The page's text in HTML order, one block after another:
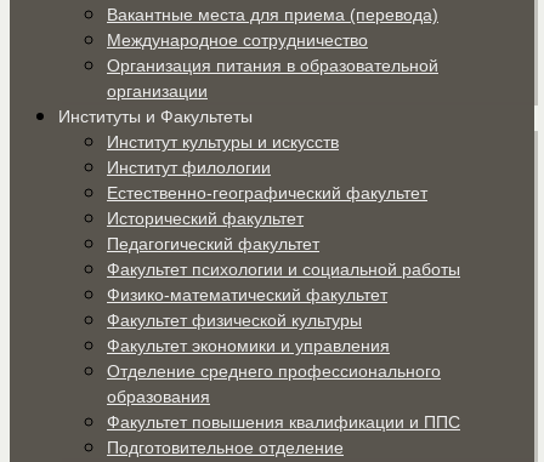
Вакантные места для приема (перевода)
Международное сотрудничество
Организация питания в образовательной
организации
Институты и Факультеты
Институт культуры и искусств
Институт филологии
Естественно-географический факультет
Исторический факультет
Педагогический факультет
Факультет психологии и социальной работы
Физико-математический факультет
Факультет физической культуры
Факультет экономики и управления
Отделение среднего профессионального
образования
Факультет повышения квалификации и ППС
Подготовительное отделение